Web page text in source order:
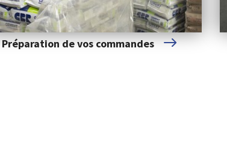
Préparation de vos commandes